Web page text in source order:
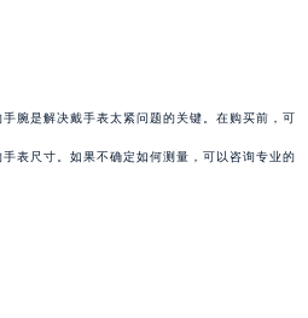
腕是解决戴手表太紧问题的关键。在购买前，可
表尺寸。如果不确定如何测量，可以咨询专业的